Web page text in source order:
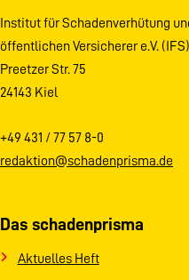
Institut für Schadenverhütung
öffentlichen Versicherer e.V. (IFS)
Preetzer Str. 75
24143 Kiel
+49 431 / 77 57 8-0
redaktion@schadenprisma.de
Das schadenprisma
Aktuelles Heft